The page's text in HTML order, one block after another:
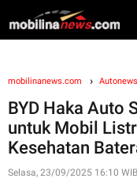
mobilinanews.com Autonews
BYD Haka Auto
untuk Mobil
Kesehatan
Selasa, 23/09/2025 16:10 WIB